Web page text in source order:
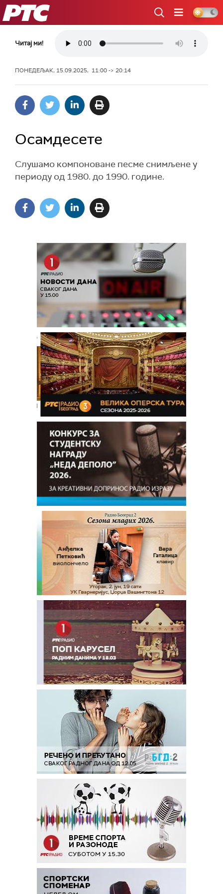
РТС
Читај ми!
ПОНЕДЕЉАК, 15.09.2025, 11:00 -> 20:14
Осамдесете
Слушамо компоноване песме снимљене у
периоду од 1980. до 1990. године.